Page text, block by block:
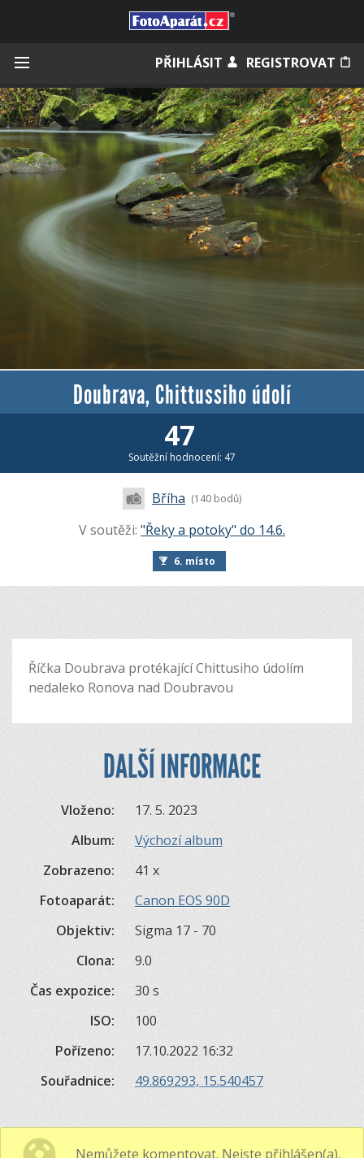
PŘIHLÁSIT REGISTROVAT
Zapamatovat
Zapomněli jste heslo?
Měli jste účet na starém webu?
Doubrava, Chittussiho údolí
47
Soutěžní hodnocení: 47
Bříha (140 bodů)
V soutěži: "Řeky a potoky" do 14.6.
6. místo
Říčka Doubrava protékající Chittusiho údolím
nedaleko Ronova nad Doubravou
DALŠÍ INFORMACE
Vloženo:
17. 5. 2023
Album:
Výchozí album
Zobrazeno:
41 x
Fotoaparát:
Canon EOS 90D
Objektiv:
Sigma 17 - 70
Clona:
9.0
Čas expozice:
30 s
ISO:
100
Pořízeno:
17.10.2022 16:32
Souřadnice:
49.869293, 15.540457
Nemůžete komentovat. Nejste přihlášen(a).